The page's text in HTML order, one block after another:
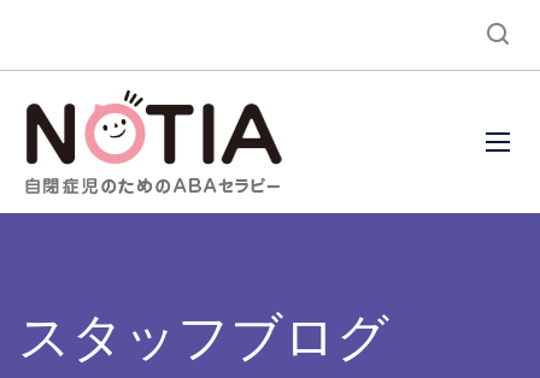
スタッフブログ